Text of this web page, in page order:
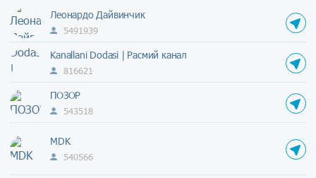
Леонардо Дайвинчик
5491939
Kanallani Dodasi | Расмий канал
816621
ПОЗОР
543518
MDK
540566